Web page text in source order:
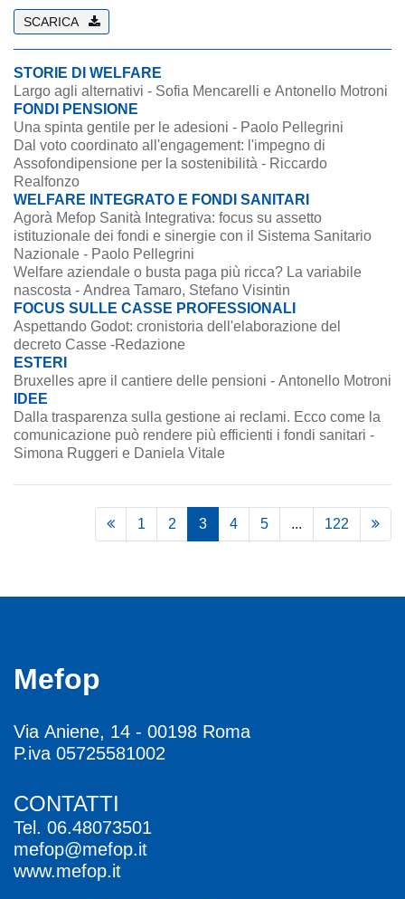
SCARICA
STORIE DI WELFARE
Largo agli alternativi - Sofia Mencarelli e Antonello Motroni
FONDI PENSIONE
Una spinta gentile per le adesioni - Paolo Pellegrini
Dal voto coordinato all'engagement: l'impegno di
Assofondipensione per la sostenibilità - Riccardo
Realfonzo
WELFARE INTEGRATO E FONDI SANITARI
Agorà Mefop Sanità Integrativa: focus su assetto
istituzionale dei fondi e sinergie con il Sistema Sanitario
Nazionale - Paolo Pellegrini
Welfare aziendale o busta paga più ricca? La variabile
nascosta - Andrea Tamaro, Stefano Visintin
FOCUS SULLE CASSE PROFESSIONALI
Aspettando Godot: cronistoria dell'elaborazione del
decreto Casse -Redazione
ESTERI
Bruxelles apre il cantiere delle pensioni - Antonello Motroni
IDEE
Dalla trasparenza sulla gestione ai reclami. Ecco come la
comunicazione può rendere più efficienti i fondi sanitari -
Simona Ruggeri e Daniela Vitale
1 2 3 4 5 ... 122
Mefop
Via Aniene, 14 - 00198 Roma
P.iva 05725581002
CONTATTI
Tel. 06.48073501
mefop@mefop.it
www.mefop.it